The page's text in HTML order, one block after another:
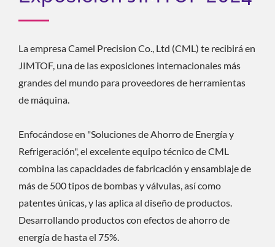
La empresa Camel Precision Co., Ltd (CML) te recibirá en
JIMTOF, una de las exposiciones internacionales más
grandes del mundo para proveedores de herramientas
de máquina.
Enfocándose en "Soluciones de Ahorro de Energía y
Refrigeración", el excelente equipo técnico de CML
combina las capacidades de fabricación y ensamblaje de
más de 500 tipos de bombas y válvulas, así como
patentes únicas, y las aplica al diseño de productos.
Desarrollando productos con efectos de ahorro de
energía de hasta el 75%.